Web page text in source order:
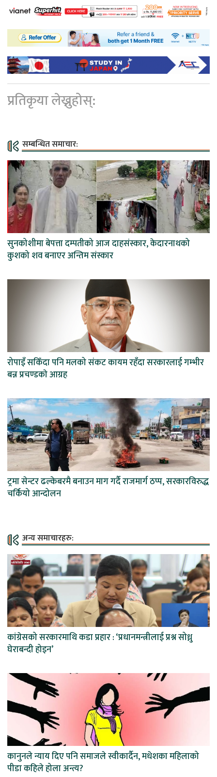
प्रतिकृया लेख्नुहोस्:
सम्बन्धित समाचार:
सुनकोशीमा बेपत्ता दम्पतीको आज दाहसंस्कार, केदारनाथको
कुशको शव बनाएर अन्तिम संस्कार
रोपाइँ सकिँदा पनि मलको संकट कायम रहँदा सरकारलाई गम्भीर
बन्न प्रचण्डकाे आग्रह
ट्रमा सेन्टर ढल्केबरमै बनाउन माग गर्दै राजमार्ग ठप्प, सरकारविरुद्ध
चर्कियो आन्दोलन
अन्य समाचारहरु:
कांग्रेसको सरकारमाथि कडा प्रहार : ‘प्रधानमन्त्रीलाई प्रश्न सोध्नु
घेराबन्दी होइन’
कानुनले न्याय दिए पनि समाजले स्वीकार्दैन, मधेशका महिलाको
पीडा कहिले होला अन्त्य?